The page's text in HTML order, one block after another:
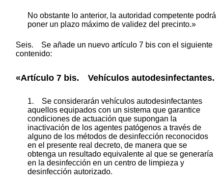
No obstante lo anterior, la autoridad competente podrá
poner un plazo máximo de validez del precinto.»
Seis. Se añade un nuevo artículo 7 bis con el siguiente
contenido:
«Artículo 7 bis. Vehículos autodesinfectantes.
1. Se considerarán vehículos autodesinfectantes
aquellos equipados con un sistema que garantice
condiciones de actuación que supongan la
inactivación de los agentes patógenos a través de
alguno de los métodos de desinfección reconocidos
en el presente real decreto, de manera que se
obtenga un resultado equivalente al que se generaría
en la desinfección en un centro de limpieza y
desinfección autorizado.